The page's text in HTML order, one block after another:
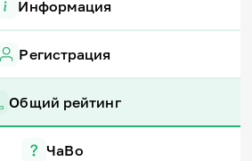
Информация
Регистрация
Общий рейтинг
ЧаВо